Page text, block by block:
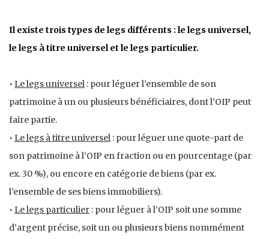
Il existe trois types de legs différents : le legs universel,
le legs à titre universel et le legs particulier.
• Le legs universel : pour léguer l’ensemble de son
patrimoine à un ou plusieurs bénéficiaires, dont l’OIP peut
faire partie.
• Le legs à titre universel : pour léguer une quote-part de
son patrimoine à l’OIP en fraction ou en pourcentage (par
ex. 30 %), ou encore en catégorie de biens (par ex.
l’ensemble de ses biens immobiliers).
• Le legs particulier : pour léguer à l’OIP soit une somme
d’argent précise, soit un ou plusieurs biens nommément